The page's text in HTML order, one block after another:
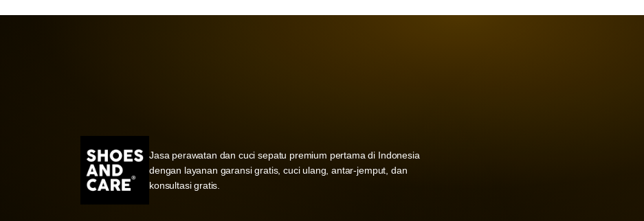
Jasa perawatan dan cuci sepatu premium pertama di Indonesia
dengan layanan garansi gratis, cuci ulang, antar-jemput, dan
konsultasi gratis.